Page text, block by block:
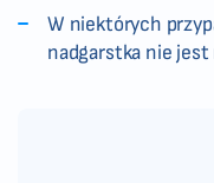
W niektórych
nadgarstka nie